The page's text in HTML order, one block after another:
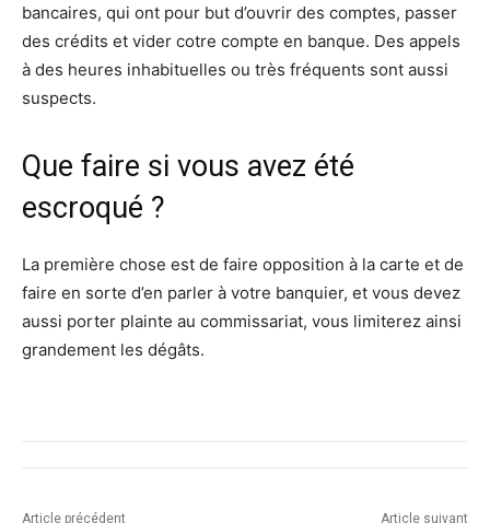
bancaires, qui ont pour but d’ouvrir des comptes, passer
des crédits et vider cotre compte en banque. Des appels
à des heures inhabituelles ou très fréquents sont aussi
suspects.
Que faire si vous avez été
escroqué ?
La première chose est de faire opposition à la carte et de
faire en sorte d’en parler à votre banquier, et vous devez
aussi porter plainte au commissariat, vous limiterez ainsi
grandement les dégâts.
Article précédent Article suivant